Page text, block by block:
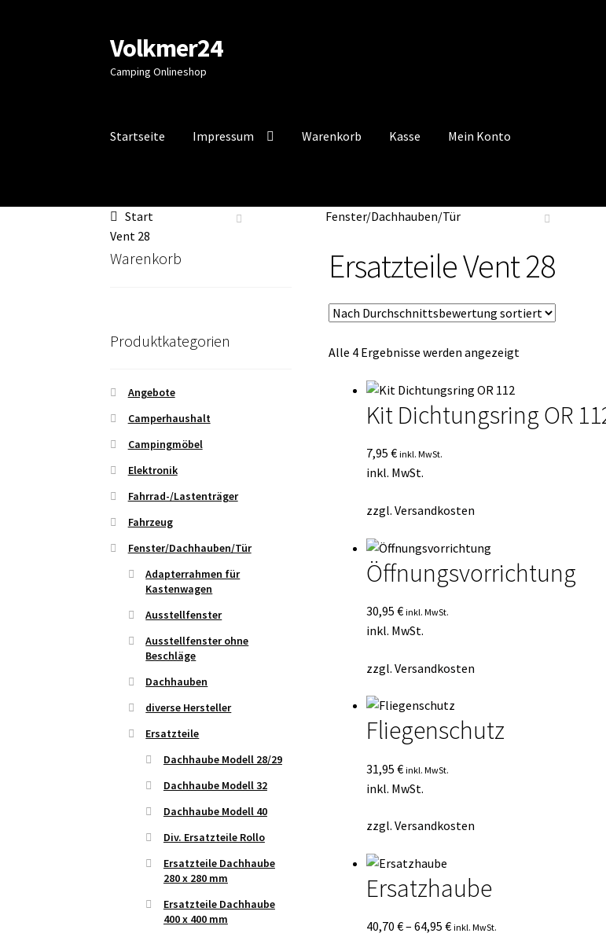
Zur
Navigation
springen
Zum
Inhalt
springen
Volkmer24
Camping Onlineshop
Startseite Impressum Warenkorb Kasse Mein Konto
Start Fenster/Dachhauben/Tür
Vent 28
Ersatzteile Vent 28
Alle 4 Ergebnisse werden angezeigtNach
Kit Dichtungsring OR
7,95 € inkl. MwSt.
inkl. MwSt.
zzgl. Versandkosten
Öffnungsvorrichtung
30,95 € inkl. MwSt.
inkl. MwSt.
zzgl. Versandkosten
Fliegenschutz
31,95 € inkl. MwSt.
inkl. MwSt.
zzgl. Versandkosten
Ersatzhaube
40,70 €– 64,95 € inkl. MwSt.
Warenkorb
Produktkategorien
Angebote
Camperhaushalt
Campingmöbel
Elektronik
Fahrrad-/Lastenträger
Fahrzeug
Fenster/Dachhauben/Tür
Adapterrahmen für
Kastenwagen
Ausstellfenster
Ausstellfenster ohne
Beschläge
Dachhauben
diverse Hersteller
Ersatzteile
Dachhaube Modell 28/29
Dachhaube Modell 32
Dachhaube Modell 40
Div. Ersatzteile Rollo
Ersatzteile Dachhaube
280 x 280 mm
Ersatzteile Dachhaube
400 x 400 mm